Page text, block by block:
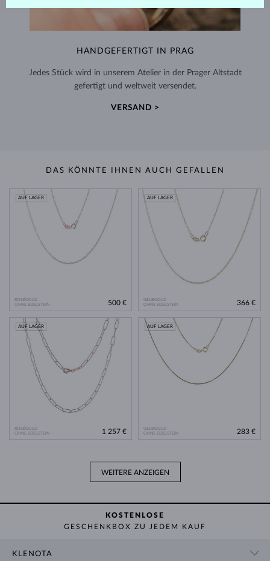
HANDGEFERTIGT IN PRAG
Jedes Stück wird in unserem Atelier in der Prager Altstadt
gefertigt und weltweit versendet.
VERSAND >
DAS KÖNNTE IHNEN AUCH GEFALLEN
ROSÉGOLD
OHNE EDELSTEIN
AUF LAGER
500 €
GELBGOLD
OHNE EDELSTEIN
AUF LAGER
366 €
ROSÉGOLD
OHNE EDELSTEIN
AUF LAGER
1 257 €
GELBGOLD
OHNE EDELSTEIN
AUF LAGER
283 €
WEITERE ANZEIGEN
KOSTENLOSE
GESCHENKBOX ZU JEDEM KAUF
KLENOTA